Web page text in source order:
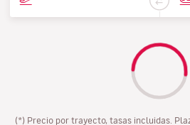
(*) Precio por trayecto, tasas incluidas.